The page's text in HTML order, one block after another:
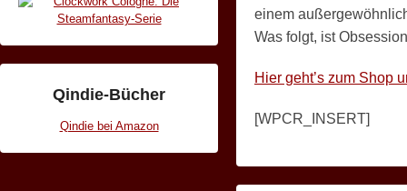
einem
Was folgt, ist
Hier geht’s zum Shop
[WPCR_INSERT]
Qindie-Bücher
Qindie bei Amazon